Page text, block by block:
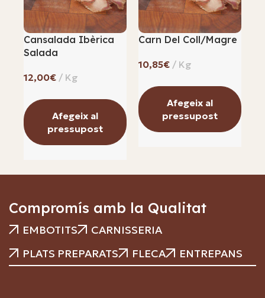
Cansalada Ibèrica
Salada
€
Afegeix al
pressupost
Carn Del Coll/magre
€
Afegeix al
pressupost
Compromís amb la Qualitat
EMBOTITS
CARNISSERIA
PLATS PREPARATS
FLECA ENTREPANS